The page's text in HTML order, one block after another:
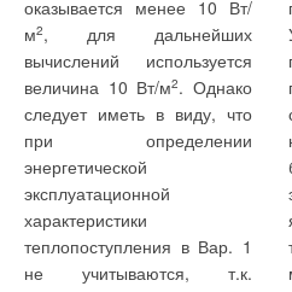
оказывается менее 10 Вт/
м2, для дальнейших
вычислений используется
величина 10 Вт/м2. Однако
следует иметь в виду, что
при определении
энергетической
эксплуатационной
характеристики
теплопоступления в Вар. 1
не учитываются, т.к.
первый (τ1 = 0,9–0,5 с), в
высокие значения скоростей
стороны водоносного пласта
также происходит резкое
нарушающее устойчивость
(происходит вынос песка);
второй (τ2 = 1–5 с)
условиях гидравлическим
трубопроводе.
Для исключения негативных
поверхности латуни и
воды.
После обработки по этому
удовлетворяют действующими
свинца в питьевую воду, которые
жесткими как в Евросоюзе, так
технологии заключается в том,
последовательно погружаются в
специальными растворами, где